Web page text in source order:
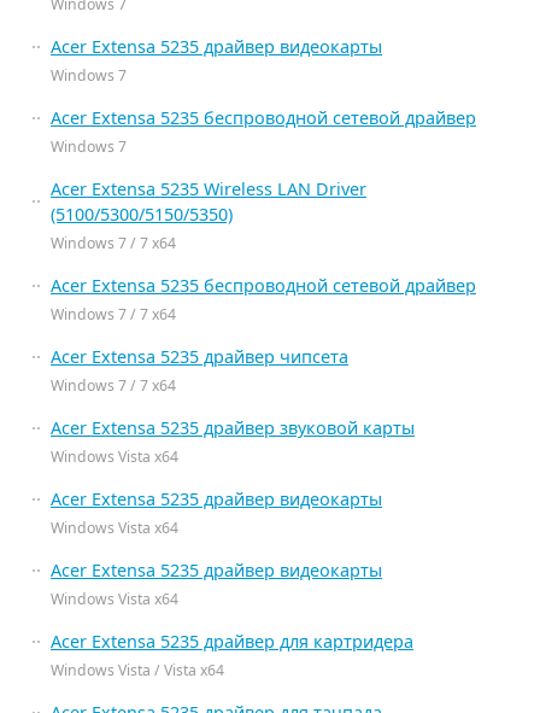
Windows 7
Acer Extensa 5235 драйвер видеокарты
Windows 7
Acer Extensa 5235 беспроводной сетевой драйвер
Windows 7
Acer Extensa 5235 Wireless LAN Driver
(5100/5300/5150/5350)
Windows 7 / 7 x64
Acer Extensa 5235 беспроводной сетевой драйвер
Windows 7 / 7 x64
Acer Extensa 5235 драйвер чипсета
Windows 7 / 7 x64
Acer Extensa 5235 драйвер звуковой карты
Windows Vista x64
Acer Extensa 5235 драйвер видеокарты
Windows Vista x64
Acer Extensa 5235 драйвер видеокарты
Windows Vista x64
Acer Extensa 5235 драйвер для картридера
Windows Vista / Vista x64